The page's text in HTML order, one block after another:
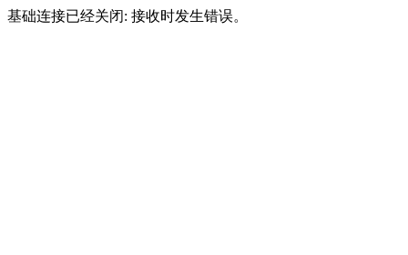
基础连接已经关闭: 接收时发生错误。